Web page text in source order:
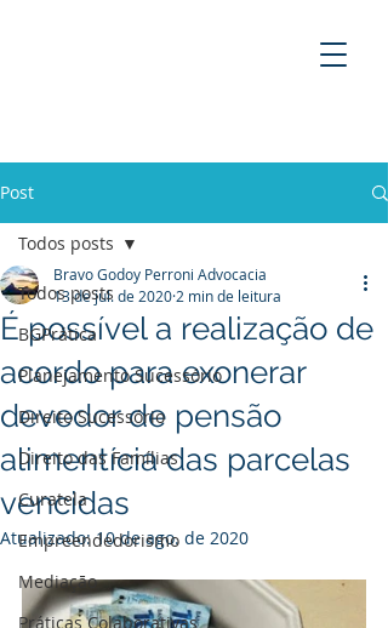
Post
Todos posts
BGPrática
Planejamento Sucessório
Direito Sucessório
Direito das Famílias
Curatela
Empreendedorismo
Mediaçāo
Práticas Colaborativas
Todos posts
É possível a realização de
acordo para exonerar
devedor de pensão
alimentícia das parcelas
vencidas
Bravo Godoy Perroni Advocacia
13 de jul. de 2020 2 min de leitura
Atualizado:10 de ago. de 2020